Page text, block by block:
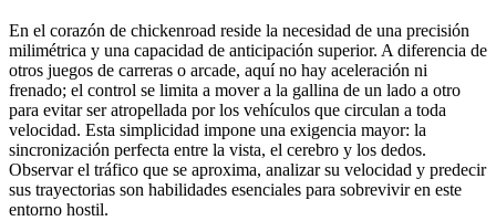
En el corazón de chickenroad reside la necesidad de una precisión
milimétrica y una capacidad de anticipación superior. A diferencia de
otros juegos de carreras o arcade, aquí no hay aceleración ni
frenado; el control se limita a mover a la gallina de un lado a otro
para evitar ser atropellada por los vehículos que circulan a toda
velocidad. Esta simplicidad impone una exigencia mayor: la
sincronización perfecta entre la vista, el cerebro y los dedos.
Observar el tráfico que se aproxima, analizar su velocidad y predecir
sus trayectorias son habilidades esenciales para sobrevivir en este
entorno hostil.